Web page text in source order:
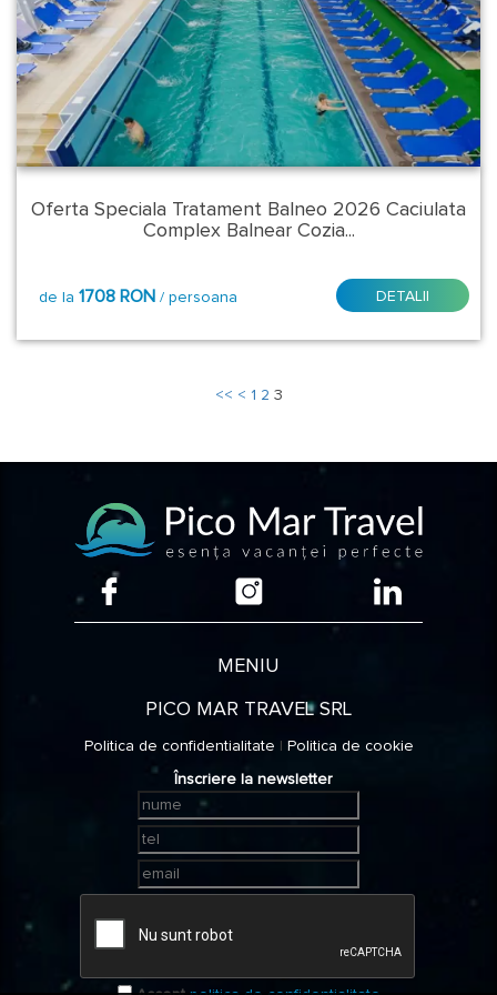
Bihor
Bistrita
Nasaud
Braila
Caras
Constanta
Harghita
Hunedoara
Oferta Speciala Tratament Balneo 2026 Caciulata
Complex Balnear Cozia...
de la 1708 RON / persoana DETALII
<< < 1 2 3
MENIU
PICO MAR TRAVEL SRL
Politica de confidentialitate | Politica de cookie
Înscriere la newsletter